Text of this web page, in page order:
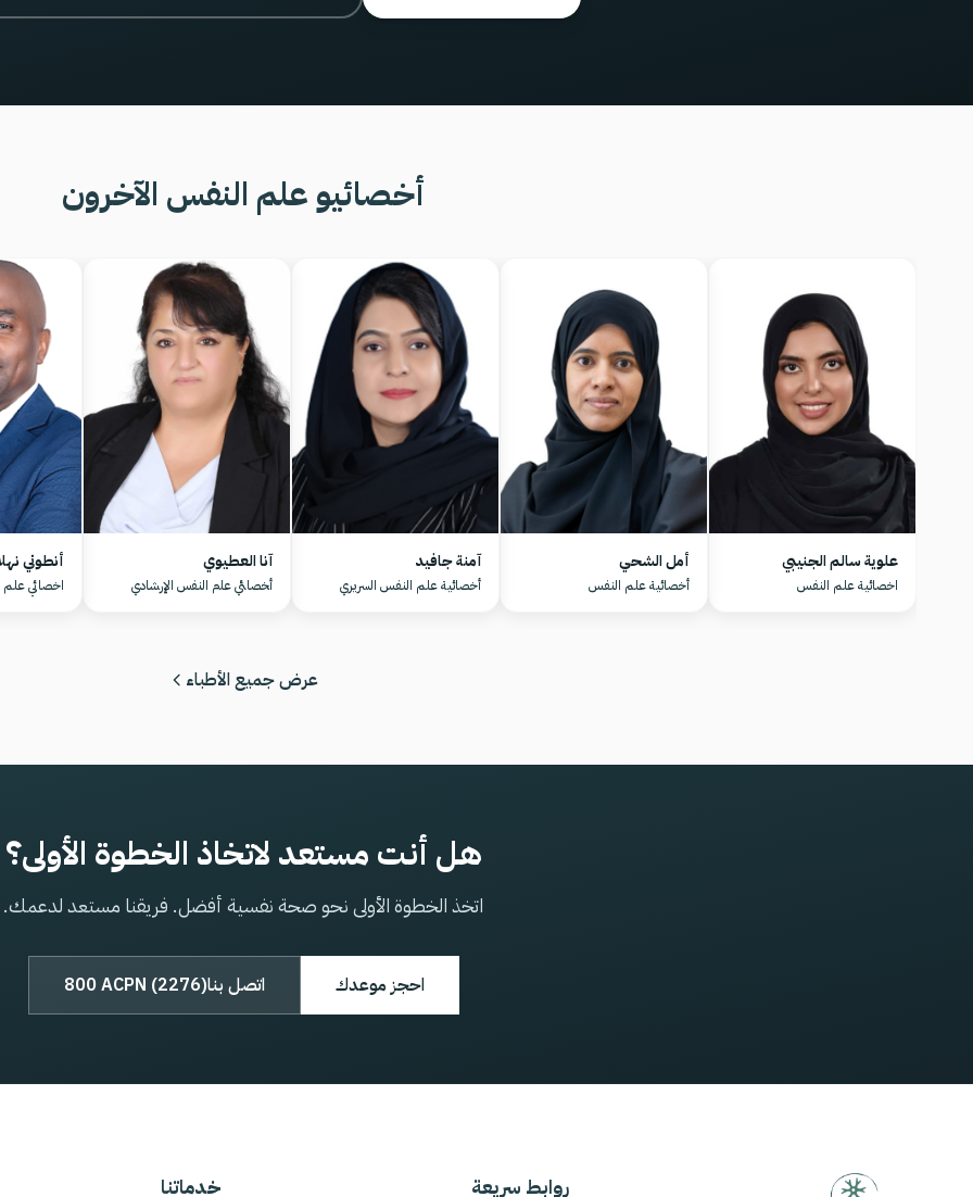
أخصائيو علم النفس الآخرون
علوية سالم الجنيبي
اخصائية علم النفس
أمل الشحي
أخصائية علم النفس
آمنة جافيد
أخصائية علم النفس السريري
آنا العطيوي
أﺨﺼﺎﺌﻲ ﻋﻠم اﻟﻨﻔس اﻹرﺸﺎدي
أنطوني
اخصائي علم
عرض جميع الأطباء
هل أنت مستعد لاتخاذ الخطوة الأولى؟
اتخذ الخطوة الأولى نحو صحة نفسية أفضل. فريقنا مستعد لدعمك.
احجز موعدك اتصل بنا800 ACPN (2276)
روابط سريعة خدماتنا